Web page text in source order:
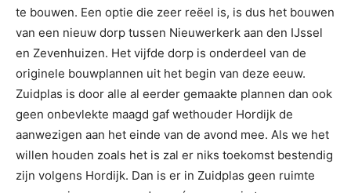
te bouwen. Een optie die zeer reëel is, is dus het bouwen
van een nieuw dorp tussen Nieuwerkerk aan den IJssel
en Zevenhuizen. Het vijfde dorp is onderdeel van de
originele bouwplannen uit het begin van deze eeuw.
Zuidplas is door alle al eerder gemaakte plannen dan ook
geen onbevlekte maagd gaf wethouder Hordijk de
aanwezigen aan het einde van de avond mee. Als we het
willen houden zoals het is zal er niks toekomst bestendig
zijn volgens Hordijk. Dan is er in Zuidplas geen ruimte